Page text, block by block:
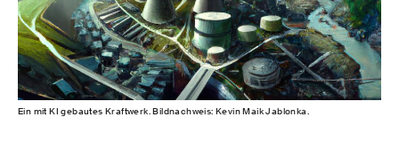
Ein mit KI gebautes Kraftwerk. Bildnachweis: Kevin Maik Jablonka.